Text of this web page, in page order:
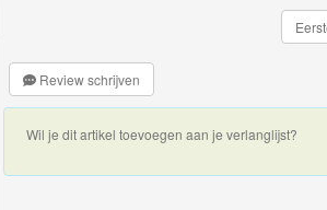
Review schrijven
Wil je dit artikel toevoegen aan je verlanglijst?
-